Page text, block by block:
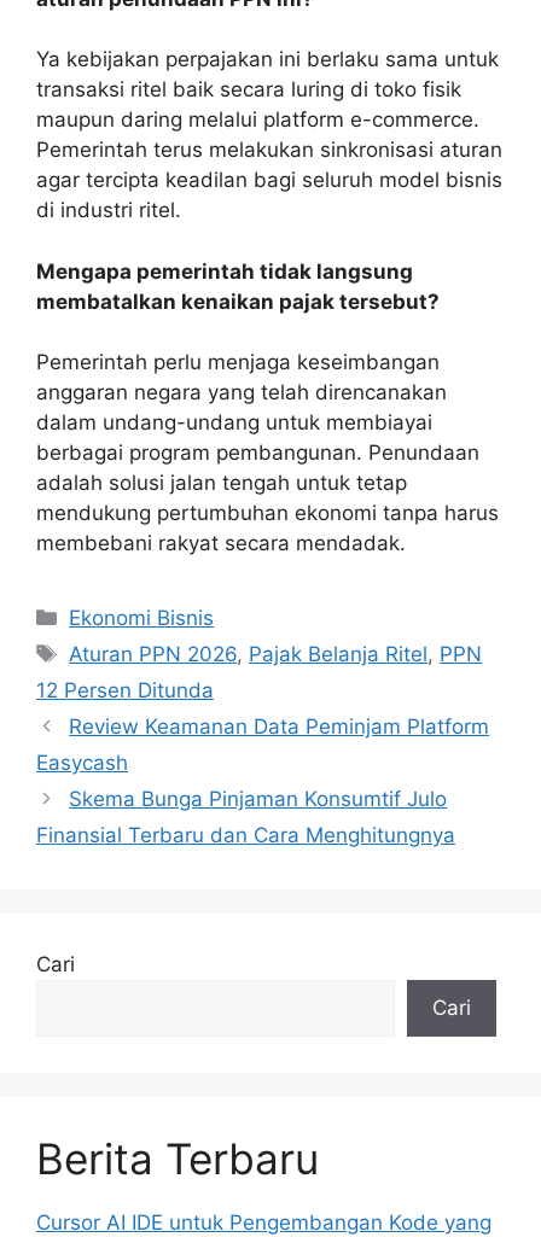
Ya kebijakan perpajakan ini berlaku sama untuk
transaksi ritel baik secara luring di toko fisik
maupun daring melalui platform e-commerce.
Pemerintah terus melakukan sinkronisasi aturan
agar tercipta keadilan bagi seluruh model bisnis
di industri ritel.
Mengapa pemerintah tidak langsung
membatalkan kenaikan pajak tersebut?
Pemerintah perlu menjaga keseimbangan
anggaran negara yang telah direncanakan
dalam undang-undang untuk membiayai
berbagai program pembangunan. Penundaan
adalah solusi jalan tengah untuk tetap
mendukung pertumbuhan ekonomi tanpa harus
membebani rakyat secara mendadak.
Kategori
Ekonomi Bisnis
Tag
Aturan PPN 2026, Pajak Belanja Ritel, PPN
12 Persen Ditunda
Review Keamanan Data Peminjam Platform
Easycash
Skema Bunga Pinjaman Konsumtif Julo
Finansial Terbaru dan Cara Menghitungnya
Cari
Cari
Berita Terbaru
Cursor AI IDE untuk Pengembangan Kode yang